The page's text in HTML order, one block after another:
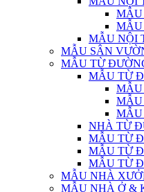
MẪU
MẪU
MẪU NỘI
MẪU SÂN
MẪU TỪ
MẪU TỪ
NHÀ TỪ
MẪU TỪ
MẪU TỪ
MẪU TỪ
MẪU NHÀ
MẪU NHÀ Ở &